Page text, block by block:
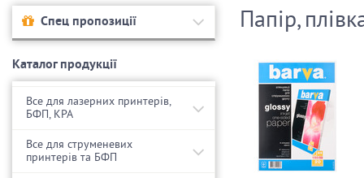
Спец пропозиції
Каталог продукції
Все для лазерних принтерів,
БФП, КРА
Все для струменевих
принтерів та БФП
Папір,